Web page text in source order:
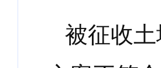
被征收